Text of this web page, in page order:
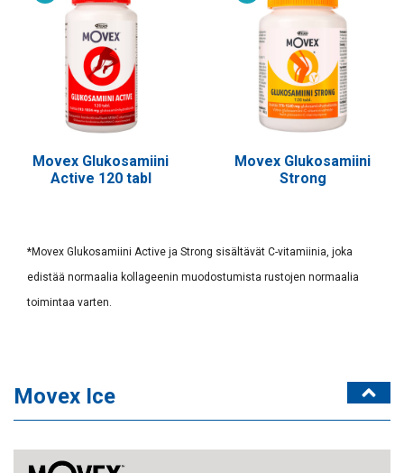
Movex Glukosamiini
Active 120 tabl
Movex Glukosamiini
Strong
*Movex Glukosamiini Active ja Strong sisältävät C-vitamiinia, joka
edistää normaalia kollageenin muodostumista rustojen normaalia
toimintaa varten.
Movex Ice